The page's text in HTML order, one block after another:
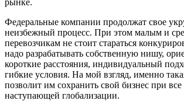
Федеральные компании продолжат свое
неизбежный процесс. При этом малым и
перевозчикам не стоит стараться
надо разрабатывать собственную нишу,
короткие расстояния, индивидуальный
гибкие условия. На мой взгляд, именно
позволит им сохранить свой бизнес при все
наступающей глобализации.